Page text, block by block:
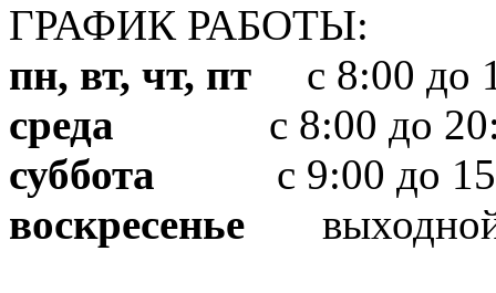
ГРАФИК РАБОТЫ:
пн, вт, чт, пт с 8:00 до
среда с 8:00 до
суббота с 9:00 до
воскресенье